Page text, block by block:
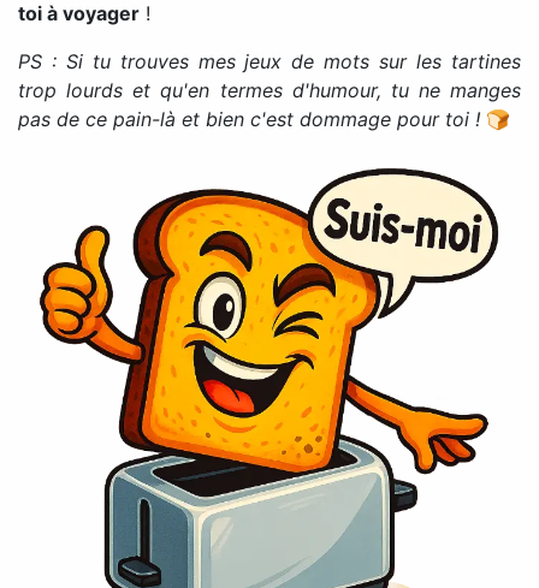
toi à voyager !
PS : Si tu trouves mes jeux de mots sur les tartines
trop lourds et qu'en termes d'humour, tu ne manges
pas de ce pain-là et bien c'est dommage pour toi ! 🍞